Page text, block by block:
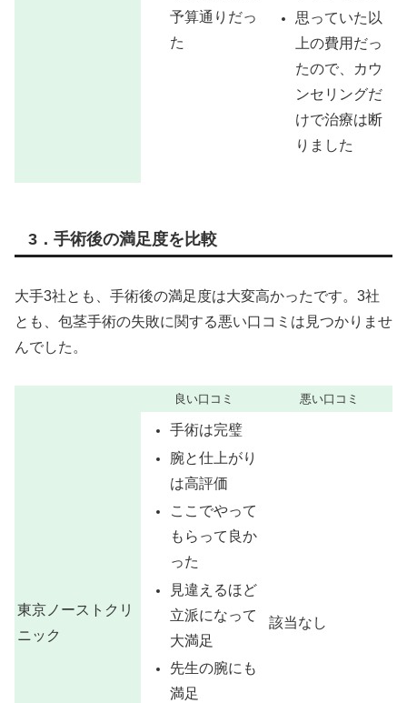
予算通りだっ
た
思っていた以
上の費用だっ
たので、カウ
ンセリングだ
けで治療は断
りました
3．手術後の満足度を比較
大手3社とも、手術後の満足度は大変高かったです。3社
とも、包茎手術の失敗に関する悪い口コミは見つかりませ
んでした。
良い口コミ 悪い口コミ
東京ノーストクリ
ニック
手術は完璧
腕と仕上がり
は高評価
ここでやって
もらって良か
った
見違えるほど
立派になって
大満足
先生の腕にも
満足
該当なし